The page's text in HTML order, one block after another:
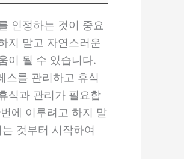
인정하는 것이 중요
지 말고 자연스러운
이 될 수 있습니다.
스를 관리하고 휴식
식과 관리가 필요합
에 이루려고 하지 말
것부터 시작하여